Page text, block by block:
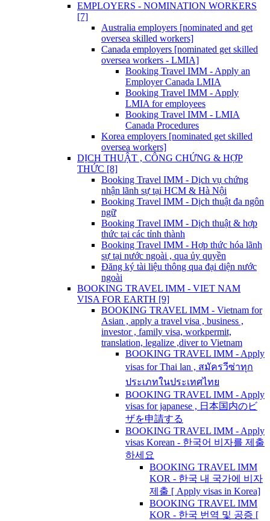
EMPLOYERS - NOMINATION WORKERS
[7]
Australia employers [nominated and get
oversea skilled workers]
Canada employers [nominated get skilled
oversea workers - LMIA]
Booking Travel IMM - Apply an
Employer Canada LMIA
Booking Travel IMM - Apply
LMIA for employees
Booking Travel IMM - LMIA
Canada Procedures
Korea employers [nominated get skilled
oversea workers]
DỊCH THUẬT , CÔNG CHỨNG & HỢP
THỨC [8]
Booking Travel IMM - Dịch vụ chứng
nhận lãnh sự tại HCM & Hà Nội
Booking Travel IMM - Dịch thuật đa ngôn
ngữ
Booking Travel IMM - Dịch thuật & hợp
thức tại các tỉnh thành
Booking Travel IMM - Hợp thức hóa lãnh
sự tại nước ngoài , qua ủy quyền
Đăng ký tài liệu thông qua đại diện nước
ngoài
BOOKING TRAVEL IMM - VIET NAM
VISA FOR EARTH [9]
BOOKING TRAVEL IMM - Vietnam for
Asian , apply a travel visa , business ,
investor , family visa, workpermit,
translation, legalize ,diver to Vietnam
BOOKING TRAVEL IMM - Apply
visas for Thai lan , สมัครวีซ่าทุก
ประเภทในประเทศไทย
BOOKING TRAVEL IMM - Apply
visas for japanese , 日本国内のビ
ザを申請する
BOOKING TRAVEL IMM - Apply
visas Korean - 한국어 비자를 제출
하세요
BOOKING TRAVEL IMM
KOR - 한국 내 국가에 비자
제출 [ Apply visas in Korea]
BOOKING TRAVEL IMM
KOR - 한국 번역 및 공증 [